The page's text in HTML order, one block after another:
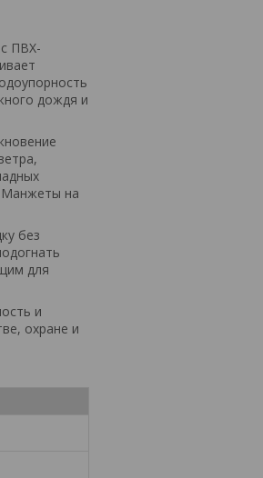
ПВХ-
дождя и
Манжеты на
без
для
и
охране и